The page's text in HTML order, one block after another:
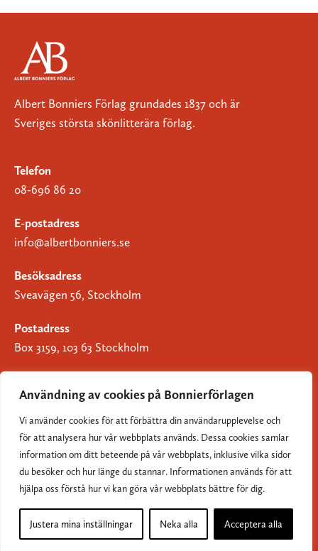
Användning av cookies på Bonnierförlagen
Vi använder cookies för att förbättra din användarupplevelse och
för att analysera hur vår webbplats används. Dessa cookies samlar
information om ditt beteende på vår webbplats, inklusive vilka sidor
du besöker och hur länge du stannar. Informationen används för att
hjälpa oss förstå hur vi kan göra vår webbplats bättre för dig.
Justera mina inställningar Neka alla Acceptera alla
Albert Bonniers Förlag grundades 1837 och är
Sveriges största skönlitterära förlag.
Telefon
08-696 86 20
E-postadress
info@albertbonniers.se
Besöksadress
Sveavägen 56, Stockholm
Postadress
Box 3159, 103 63 Stockholm
Om Bonnierförlagen
Cookies
Integritetspolicy